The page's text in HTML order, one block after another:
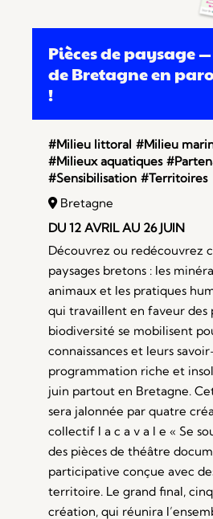
Pièces de paysage
de Bretagne en
!
#Milieu littoral #Milieu
#Milieux aquatiques
#Sensibilisation #Territoires
Bretagne
DU 12 AVRIL AU 26 JUIN
Découvrez ou redécouvrez
paysages bretons : les
animaux et les pratiques
qui travaillent en faveur des
biodiversité se mobilisent
connaissances et leurs
programmation riche et
juin partout en Bretagne.
sera jalonnée par quatre
collectif l a c a v a l e « Se
des pièces de théâtre
participative conçue avec
territoire. Le grand final,
création, qui réunira